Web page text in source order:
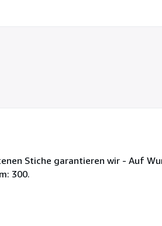
Stiche garantieren wir - Auf
300.